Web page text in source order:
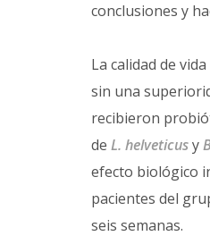
conclusiones y
La calidad de
sin una
recibieron
de L. helveticusy
efecto biológico
pacientes del
seis semanas.